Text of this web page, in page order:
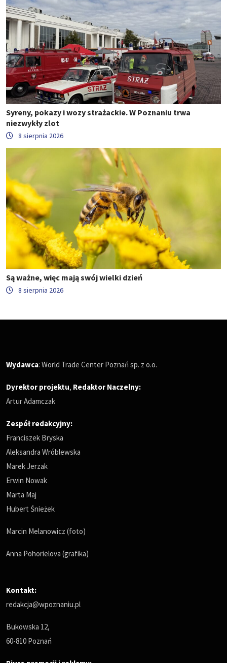
Syreny, pokazy i wozy strażackie. W Poznaniu trwa
niezwykły zlot
8 sierpnia 2026
Są ważne, więc mają swój wielki dzień
8 sierpnia 2026
Wydawca: World Trade Center Poznań sp. z o.o.
Dyrektor projektu, Redaktor Naczelny:
Artur Adamczak
Zespół redakcyjny:
Franciszek Bryska
Aleksandra Wróblewska
Marek Jerzak
Erwin Nowak
Marta Maj
Hubert Śnieżek
Marcin Melanowicz (foto)
Anna Pohorielova (grafika)
Kontakt:
redakcja@wpoznaniu.pl
Bukowska 12,
60-810 Poznań